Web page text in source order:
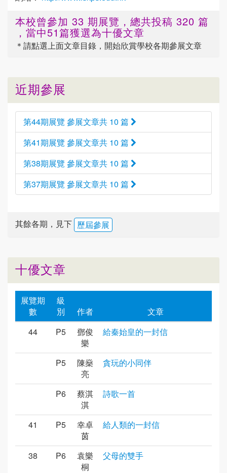
本校曾參加 33 期展覽，總共投稿 320 篇
，當中51篇獲選為十優文章
＊請點選上面文章目錄，開始欣賞學校各期參展文章
近期參展
第44期展覽 參展文章共 10 篇
第41期展覽 參展文章共 10 篇
第38期展覽 參展文章共 10 篇
第37期展覽 參展文章共 10 篇
其餘各期，見下 歷屆參展
十優文章
展覽期
數
級
別
作者
文章
44
P5
鄧俊
樂
給秦始皇的一封信
P5
陳燊
亮
貪玩的小同伴
P6
蔡淇
淇
詩歌一首
41 P5
幸卓
茵
給人類的一封信
38 P6
袁樂
桐
父母的雙手